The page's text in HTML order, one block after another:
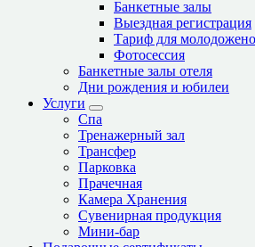
Кафе (362)
Кинотеатр (11)
Колодец (6)
Ледовый каток (11)
Магазин (5162)
Место для костра (1)
Место для пикника (19)
Мечеть (2)
Мотель (3)
Музей (20)
Ночной клуб (7)
Паб (44)
Парк развлечений (7)
Парк, сквер (93)